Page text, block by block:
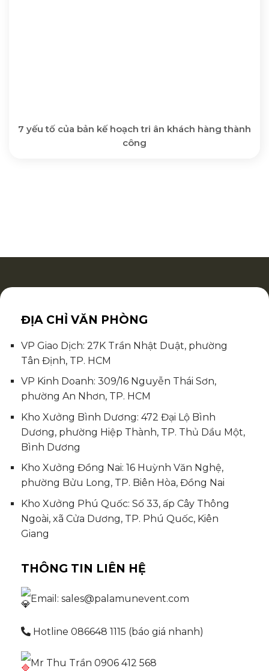
7 yếu tố của bản kế hoạch tri ân khách hàng thành
công
ĐỊA CHỈ VĂN PHÒNG
VP Giao Dịch: 27K Trần Nhật Duật, phường
Tân Định, TP. HCM
VP Kinh Doanh: 309/16 Nguyễn Thái Sơn,
phường An Nhơn, TP. HCM
Kho Xưởng Bình Dương: 472 Đại Lộ Bình
Dương, phường Hiệp Thành, TP. Thủ Dầu Một,
Bình Dương
Kho Xưởng Đồng Nai: 16 Huỳnh Văn Nghệ,
phường Bửu Long, TP. Biên Hòa, Đồng Nai
Kho Xưởng Phú Quốc: Số 33, ấp Cây Thông
Ngoài, xã Cửa Dương, TP. Phú Quốc, Kiên
Giang
THÔNG TIN LIÊN HỆ
Email: sales@palamunevent.com
Hotline 086648 1115 (báo giá nhanh)
Mr Thu Trần 0906 412 568